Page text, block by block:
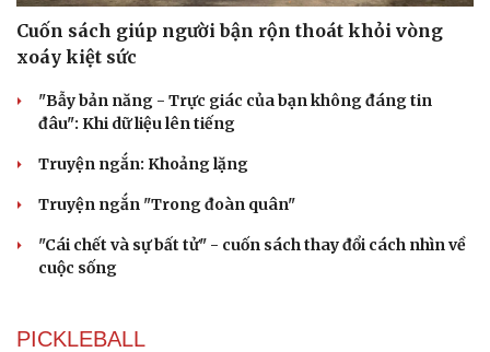
Cuốn sách giúp người bận rộn thoát khỏi vòng
xoáy kiệt sức
"Bẫy bản năng - Trực giác của bạn không đáng tin
đâu": Khi dữ liệu lên tiếng
Truyện ngắn: Khoảng lặng
Truyện ngắn "Trong đoàn quân"
"Cái chết và sự bất tử" - cuốn sách thay đổi cách nhìn về
cuộc sống
PICKLEBALL